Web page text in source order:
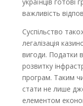
українців готові
важливість
Суспільство
легалізація
вигоди. Податки
розвитку
програм. Таким
стати не лише
елементом